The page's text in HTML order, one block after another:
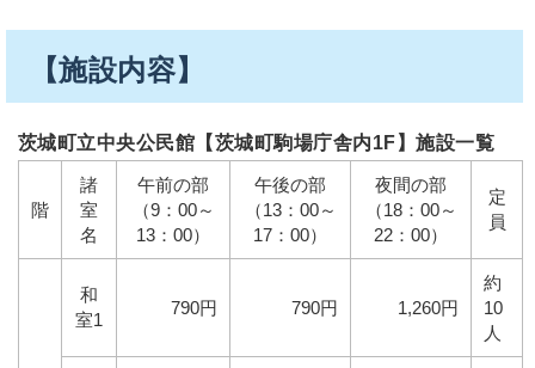
【施設内容】
茨城町立中央公民館【茨城町駒場庁舎内1F】施設一覧
階
諸
室
名
午前の部
（9：00～
13：00）
午後の部
（13：00～
17：00）
夜間の部
（18：00～
22：00）
定
員
和
室1
790円 790円 1,260円
約
10
人